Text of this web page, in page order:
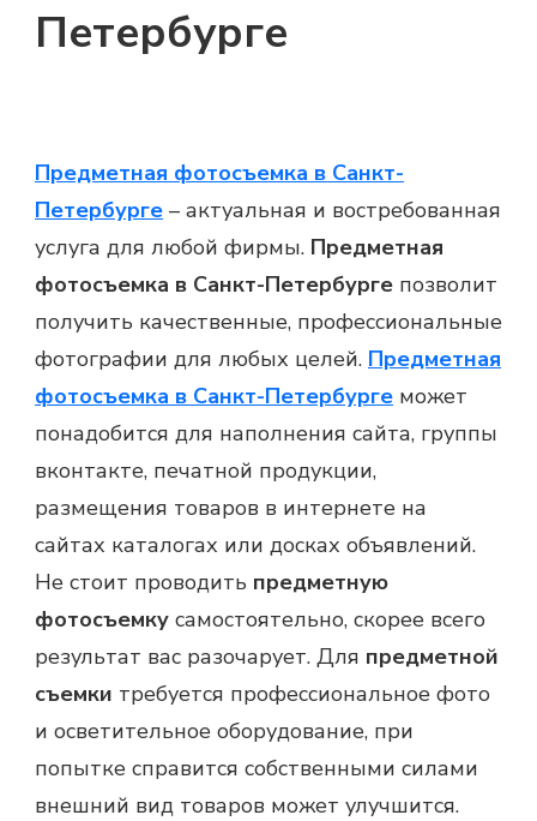
Петербурге
Предметная фотосъемка в Санкт-
Петербурге – актуальная и востребованная
услуга для любой фирмы. Предметная
фотосъемка в Санкт-Петербурге позволит
получить качественные, профессиональные
фотографии для любых целей. Предметная
фотосъемка в Санкт-Петербурге может
понадобится для наполнения сайта, группы
вконтакте, печатной продукции,
размещения товаров в интернете на
сайтах каталогах или досках объявлений.
Не стоит проводить предметную
фотосъемку самостоятельно, скорее всего
результат вас разочарует. Для предметной
съемки требуется профессиональное фото
и осветительное оборудование, при
попытке справится собственными силами
внешний вид товаров может улучшится.